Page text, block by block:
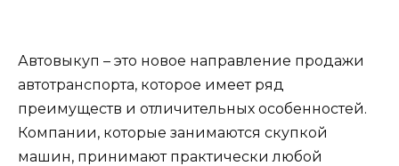
Автовыкуп – это новое направление продажи
автотранспорта, которое имеет ряд
преимуществ и отличительных особенностей.
Компании, которые занимаются скупкой
машин, принимают практически любой